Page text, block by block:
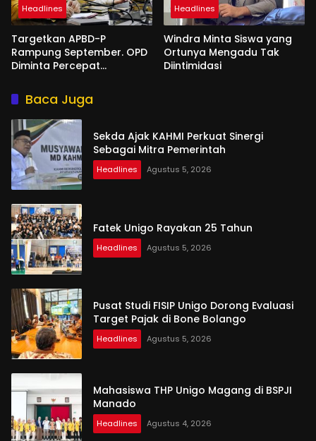
Headlines
Targetkan APBD-P
Rampung September. OPD
Diminta Percepat
Headlines
Windra Minta Siswa yang
Ortunya Mengadu Tak
Diintimidasi
Baca Juga
Sekda Ajak KAHMI Perkuat Sinergi
Sebagai Mitra Pemerintah
Headlines Agustus 5, 2026
Fatek Unigo Rayakan 25 Tahun
Headlines Agustus 5, 2026
Pusat Studi FISIP Unigo Dorong Evaluasi
Target Pajak di Bone Bolango
Headlines Agustus 5, 2026
Mahasiswa THP Unigo Magang di BSPJI
Manado
Headlines Agustus 4, 2026